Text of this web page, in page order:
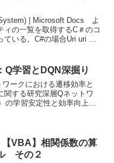
| Microsoft Docs よ
ィの一覧を取得するC＃のコ
ている。C#の場合Uri uri =
Q学習とDQN深掘り
ークにおける遷移効率と
関する研究深層Qネットワ
の学習安定性と効率向上を
程下での...
【VBA】相関係数の算
その２